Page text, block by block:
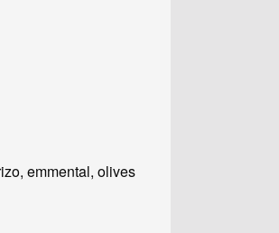
emmental, olives